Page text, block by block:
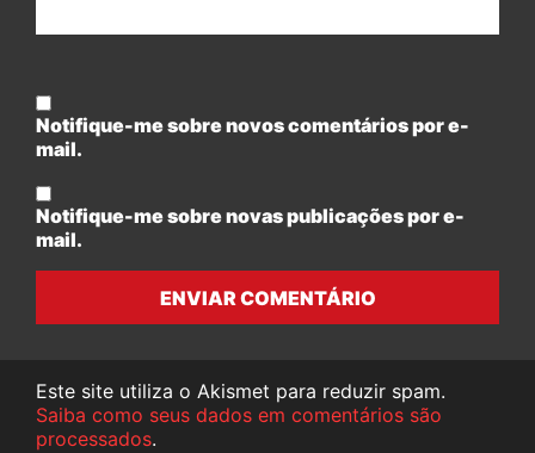
Notifique-me sobre novos comentários por e-
mail.
Notifique-me sobre novas publicações por e-
mail.
ENVIAR COMENTÁRIO
Este site utiliza o Akismet para reduzir spam.
Saiba como seus dados em comentários são
processados.